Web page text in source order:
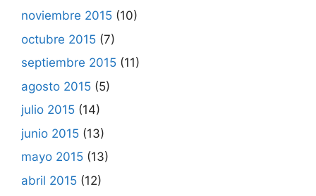
noviembre 2015 (10)
octubre 2015 (7)
septiembre 2015 (11)
agosto 2015 (5)
julio 2015 (14)
junio 2015 (13)
mayo 2015 (13)
abril 2015 (12)